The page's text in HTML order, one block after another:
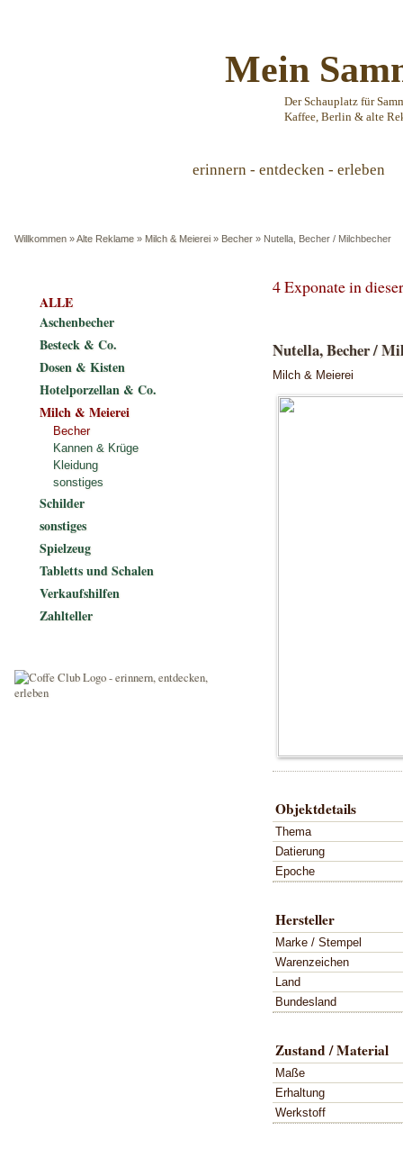
Mein
Der Schauplatz für
Kaffee, Berlin & alte
erinnern - entdecken - erleben
Willkommen »Alte Reklame » Milch & Meierei » Becher » Nutella, Becher / Milchbecher
4 Exponate in
Nutella, Becher /
Milch & Meierei
Objektdetails
Thema
Datierung
Epoche
Hersteller
Marke / Stempel
Warenzeichen
Land
Bundesland
Zustand / Material
Maße
Erhaltung
Werkstoff
ALLE
Aschenbecher
Besteck & Co.
Dosen & Kisten
Hotelporzellan & Co.
Milch & Meierei
Becher
Kannen & Krüge
Kleidung
sonstiges
Schilder
sonstiges
Spielzeug
Tabletts und Schalen
Verkaufshilfen
Zahlteller